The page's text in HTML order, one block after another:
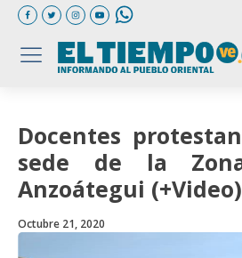
Docentes
sede de la
Anzoátegui (+Video)
Octubre 21, 2020